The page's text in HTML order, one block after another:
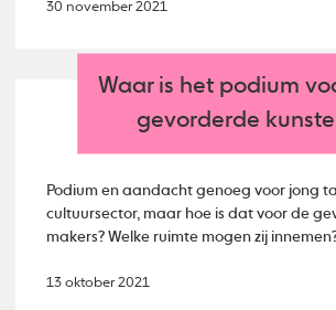
30 november 2021
Waar is het podium
gevorderde
Podium en aandacht genoeg voor jong
cultuursector, maar hoe is dat voor de
makers? Welke ruimte mogen zij
13 oktober 2021